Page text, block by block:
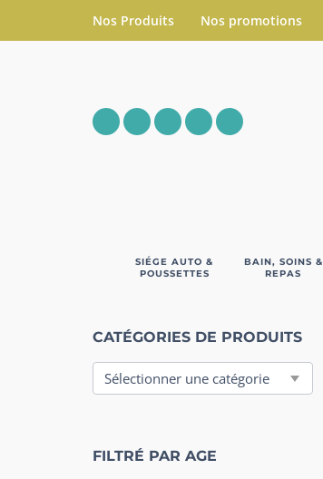
Nos Produits Nos promotions
SIÉGE AUTO &
POUSSETTES
BAIN, SOINS &
REPAS
CATÉGORIES DE PRODUITS
FILTRÉ PAR AGE